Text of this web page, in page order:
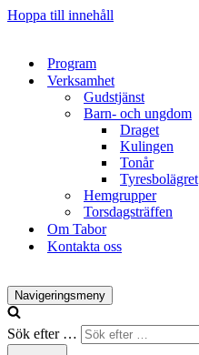
Hoppa till innehåll
Program
Verksamhet
Gudstjänst
Barn- och ungdom
Draget
Kulingen
Tonår
Tyresbolägret
Hemgrupper
Torsdagsträffen
Om Tabor
Kontakta oss
Navigeringsmeny
Sök efter …